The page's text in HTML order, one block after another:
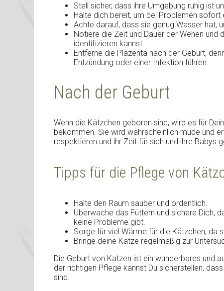
Stell sicher, dass ihre Umgebung ruhig ist
Halte dich bereit, um bei Problemen sofort
Achte darauf, dass sie genug Wasser hat,
Notiere die Zeit und Dauer der Wehen und
identifizieren kannst.
Entferne die Plazenta nach der Geburt,
Entzündung oder einer Infektion führen.
Nach der Geburt
Wenn die Kätzchen geboren sind, wird es für
bekommen. Sie wird wahrscheinlich müde und
respektieren und ihr Zeit für sich und ihre Babys
Tipps für die Pflege von
Halte den Raum sauber und ordentlich.
Überwache das Füttern und sichere Dich,
keine Probleme gibt.
Sorge für viel Wärme für die Kätzchen, da
Bringe deine Katze regelmäßig zur
Die Geburt von Katzen ist ein wunderbares und
der richtigen Pflege kannst Du sicherstellen,
sind.